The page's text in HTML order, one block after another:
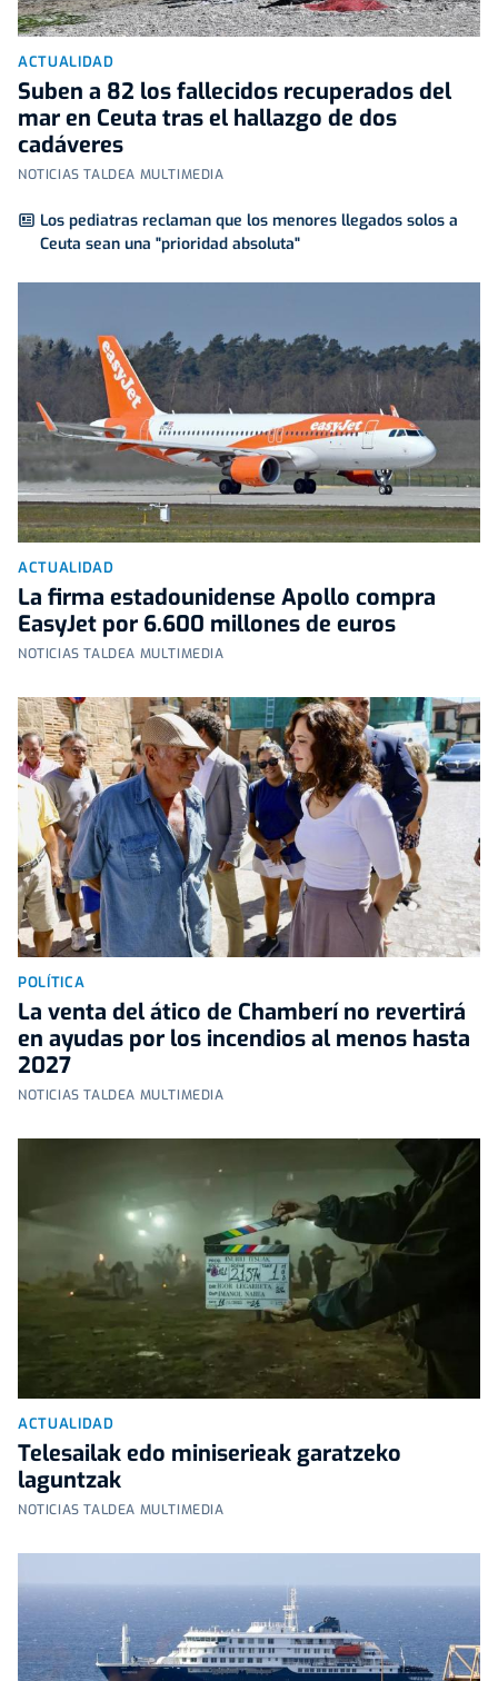
ACTUALIDAD
Suben a 82 los fallecidos recuperados del
mar en Ceuta tras el hallazgo de dos
cadáveres
NOTICIAS TALDEA MULTIMEDIA
Los pediatras reclaman que los menores llegados solos a
Ceuta sean una "prioridad absoluta"
ACTUALIDAD
La firma estadounidense Apollo compra
EasyJet por 6.600 millones de euros
NOTICIAS TALDEA MULTIMEDIA
POLÍTICA
La venta del ático de Chamberí no revertirá
en ayudas por los incendios al menos hasta
2027
NOTICIAS TALDEA MULTIMEDIA
ACTUALIDAD
Telesailak edo miniserieak garatzeko
laguntzak
NOTICIAS TALDEA MULTIMEDIA